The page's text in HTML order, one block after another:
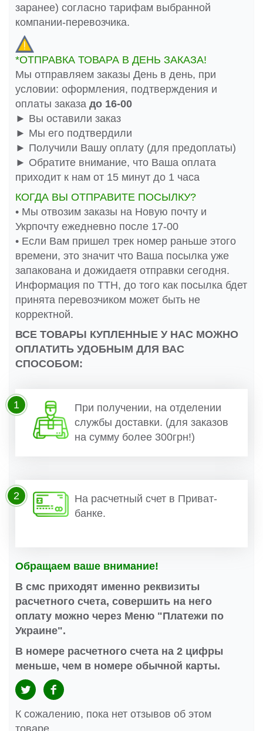
заранее) согласно тарифам выбранной
компании-перевозчика.
*ОТПРАВКА ТОВАРА В ДЕНЬ ЗАКАЗА!
Мы отправляем заказы День в день, при
условии: оформления, подтверждения и
оплаты заказа до 16-00
► Вы оставили заказ
► Мы его подтвердили
► Получили Вашу оплату (для предоплаты)
► Обратите внимание, что Ваша оплата
приходит к нам от 15 минут до 1 часа
КОГДА ВЫ ОТПРАВИТЕ ПОСЫЛКУ?
• Мы отвозим заказы на Новую почту и
Укрпочту ежедневно после 17-00
• Если Вам пришел трек номер раньше этого
времени, это значит что Ваша посылка уже
запакована и дожидаетя отправки сегодня.
Информация по ТТН, до того как посылка бдет
принята перевозчиком может быть не
корректной.
ВСЕ ТОВАРЫ КУПЛЕННЫЕ У НАС МОЖНО
ОПЛАТИТЬ УДОБНЫМ ДЛЯ ВАС
СПОСОБОМ:
При получении, на отделении
службы доставки. (для заказов
на сумму более 300грн!)
1
На расчетный счет в Приват-
банке.
2
Обращаем ваше внимание!
В смс приходят именно реквизиты
расчетного счета, совершить на него
оплату можно через Меню "Платежи по
Украине".
В номере расчетного счета на 2 цифры
меньше, чем в номере обычной карты.
К сожалению, пока нет отзывов об этом
товаре